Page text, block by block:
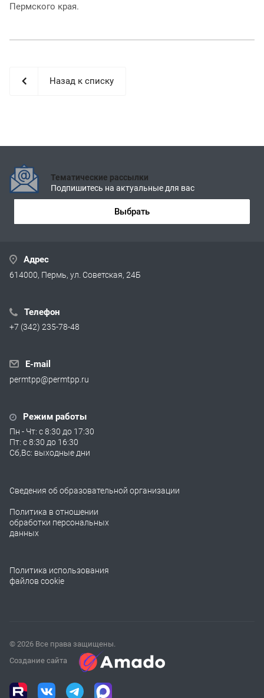
Пермского края.
Назад к списку
Тематические рассылки
Подпишитесь на актуальные для вас
Выбрать
Адрес
614000, Пермь, ул. Советская, 24Б
Телефон
+7 (342) 235-78-48
E-mail
permtpp@permtpp.ru
Режим работы
Пн - Чт: с 8:30 до 17:30
Пт: с 8:30 до 16:30
Сб,Вс: выходные дни
Сведения об образовательной организации
Политика в отношении
обработки персональных
данных
Политика использования
файлов cookie
© 2026 Все права защищены.
Создание сайта